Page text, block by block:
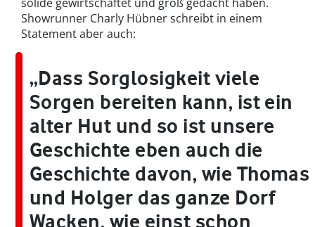
Showrunner Charly Hübner schreibt in einem
Statement aber auch:
„Dass Sorglosigkeit viele
Sorgen bereiten kann, ist ein
alter Hut und so ist unsere
Geschichte eben auch die
Geschichte davon, wie Thomas
und Holger das ganze Dorf
Wacken, wie einst schon